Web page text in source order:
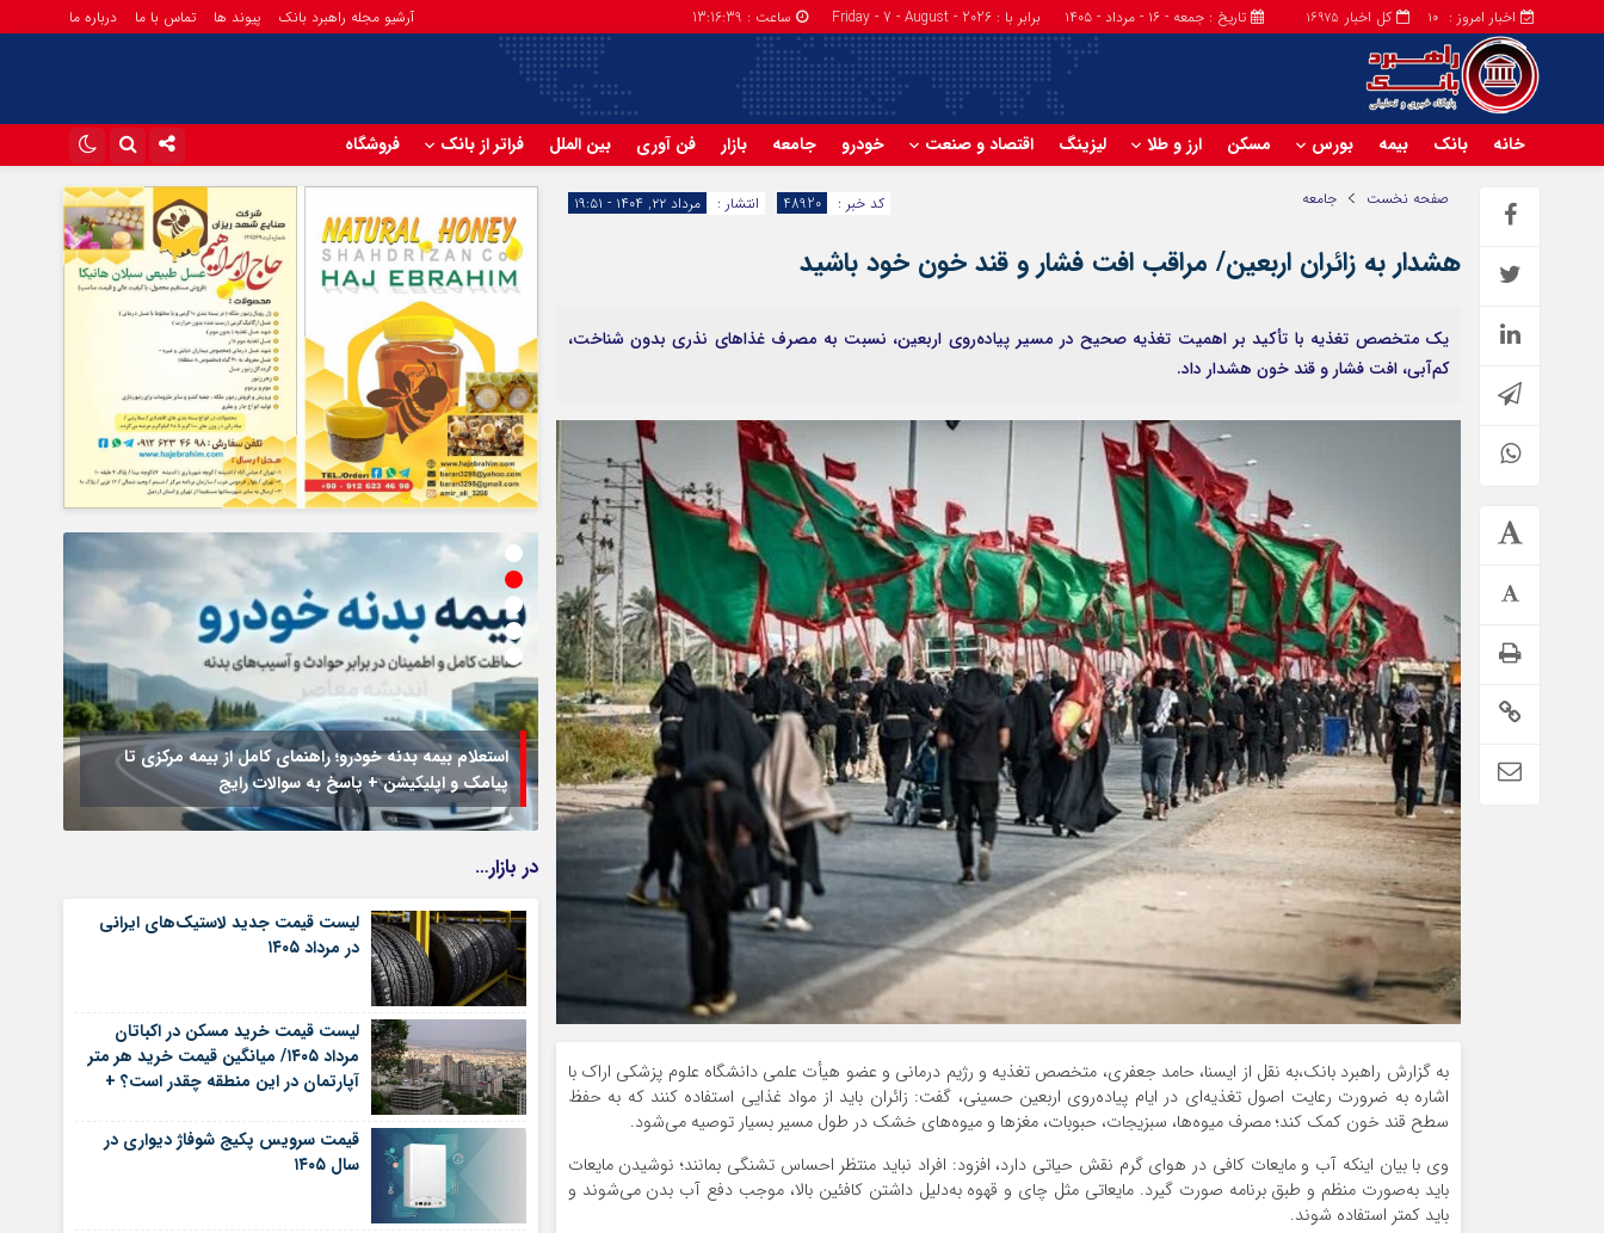
کل اخبار 16975 اخبار امروز : 10 تاریخ : جمعه - ۱۶ - مرداد - ۱۴۰۵ برابر با : Friday - 7 - August - 2026 ساعت : 13:16:40 آرشیو مجله راهبرد بانک پیوند ها تماس با ما درباره ما
خانه بانک بیمه بورس مسکن ارز و طلا لیزینگ اقتصاد و صنعت خودرو جامعه بازار فن آوری بین الملل فراتر از بانک فروشگاه
اینستاگرام
تلگرام
آپارات
صفحه نخست جامعه انتشار : مرداد ۲۲, ۱۴۰۴ - ۱۹:۵۱ کد خبر : 48920
هشدار به زائران اربعین/ مراقب افت فشار و قند خون خود باشید
یک متخصص تغذیه با تأکید بر اهمیت تغذیه صحیح در مسیر پیاده‌روی اربعین، نسبت به مصرف غذاهای نذری بدون شناخت،
کم‌آبی، افت فشار و قند خون هشدار داد.
به گزارش راهبرد بانک،به نقل از ایسنا، حامد جعفری، متخصص تغذیه و رژیم درمانی و عضو هیأت علمی دانشگاه علوم پزشکی اراک با
اشاره به ضرورت رعایت اصول تغذیه‌ای در ایام پیاده‌روی اربعین حسینی، گفت: زائران باید از مواد غذایی استفاده کنند که به حفظ
سطح قند خون کمک کند؛ مصرف میوه‌ها، سبزیجات، حبوبات، مغزها و میوه‌های خشک در طول مسیر بسیار توصیه می‌شود.
وی با بیان اینکه آب و مایعات کافی در هوای گرم نقش حیاتی دارد، افزود: افراد نباید منتظر احساس تشنگی بمانند؛ نوشیدن مایعات
باید به‌صورت منظم و طبق برنامه صورت گیرد. مایعاتی مثل چای و قهوه به‌دلیل داشتن کافئین بالا، موجب دفع آب بدن می‌شوند و
باید کمتر استفاده شوند.
تمدید خودکار بیمه سلامت دهک‌های اقتصادی ۱ تا ۵ تهران
وام فوری بی دردسر بدون ضامن قرض الحسنه | شرایط
دریافت تسهیلات سریع و کم‌بهره | جزئیات ثبت درخواست
وام آسان
استعلام بیمه بدنه خودرو؛ راهنمای کامل از بیمه مرکزی تا
پیامک و اپلیکیشن + پاسخ به سوالات رایج
در بازار…
لیست قیمت جدید لاستیک‌های ایرانی
در مرداد ۱۴۰۵
لیست قیمت خرید مسکن در اکباتان
مرداد ۱۴۰۵/ میانگین قیمت خرید هر متر
آپارتمان در این منطقه چقدر است؟ +
قیمت سرویس پکیج شوفاژ دیواری در
سال ۱۴۰۵